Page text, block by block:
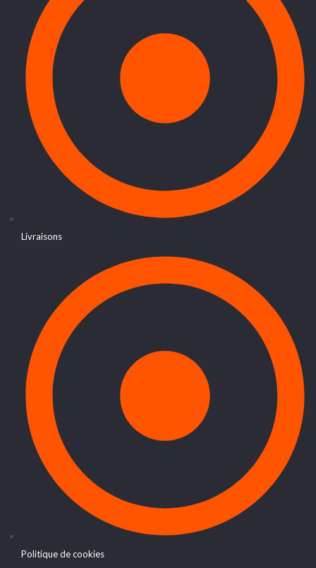
Livraisons
Politique de cookies